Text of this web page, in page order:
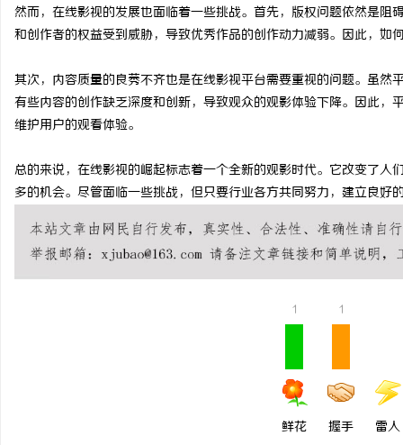
然而，在线影视的发展也面临着一些挑战。首先，版权问题依然是
和创作者的权益受到威胁，导致优秀作品的创作动力减弱。因此，如
其次，内容质量的良莠不齐也是在线影视平台需要重视的问题。虽
有些内容的创作缺乏深度和创新，导致观众的观影体验下降。因此
维护用户的观看体验。
总的来说，在线影视的崛起标志着一个全新的观影时代。它改变了
多的机会。尽管面临一些挑战，但只要行业各方共同努力，建立良
1
鲜花
1
握手 雷人
案件中的破局之道